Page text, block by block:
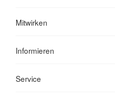
Mitwirken
Informieren
Service